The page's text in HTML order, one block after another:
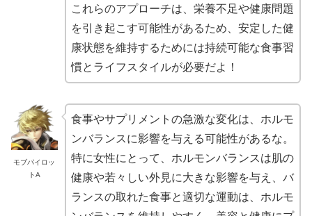
これらのアプローチは、栄養不足や健康問題
を引き起こす可能性があるため、安定した健
康状態を維持するためには持続可能な食事習
慣とライフスタイルが必要だよ！
モブパイロッ
トA
食事やサプリメントの急激な変化は、ホルモ
ンバランスに影響を与える可能性があるな。
特に女性にとって、ホルモンバランスは肌の
健康や若々しい外見に大きな影響を与え、バ
ランスの取れた食事と適切な運動は、ホルモ